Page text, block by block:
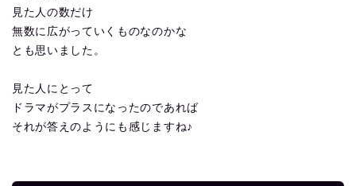
見た人の数だけ
無数に広がっていくものなのかな
とも思いました。
見た人にとって
ドラマがプラスになったのであれば
それが答えのようにも感じますね♪